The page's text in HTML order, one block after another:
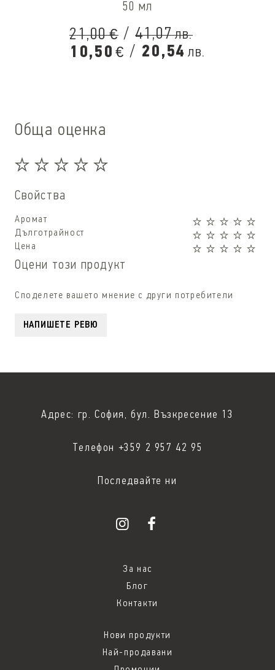
50 мл
21,00€ / 41,07лв.
10,50 € / 20,54 лв.
Обща оценка
Свойства
Аромат
Дълготрайност
Цена
Оцени този продукт
Споделете вашето мнение с други потребители
НАПИШЕТЕ РЕВЮ
Адрес: гр. София, бул. Възкресение 13
Телефон +359 2 957 42 95
Последвайте ни
За нас
Блог
Контакти
Нови продукти
Най-продавани